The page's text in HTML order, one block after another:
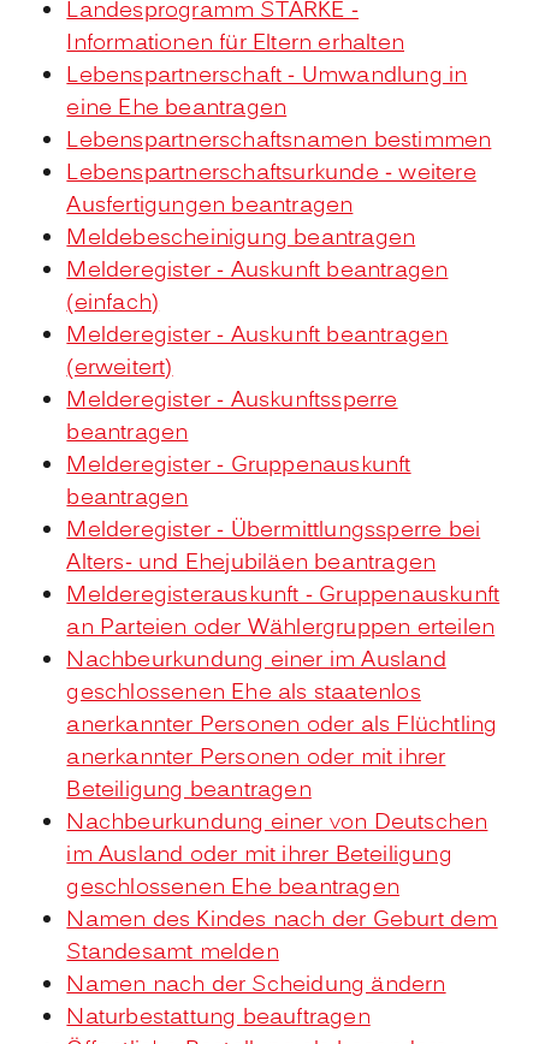
Landesprogramm STÄRKE -
Informationen für Eltern erhalten
Lebenspartnerschaft - Umwandlung in
eine Ehe beantragen
Lebenspartnerschaftsnamen bestimmen
Lebenspartnerschaftsurkunde - weitere
Ausfertigungen beantragen
Meldebescheinigung beantragen
Melderegister - Auskunft beantragen
(einfach)
Melderegister - Auskunft beantragen
(erweitert)
Melderegister - Auskunftssperre
beantragen
Melderegister - Gruppenauskunft
beantragen
Melderegister - Übermittlungssperre bei
Alters- und Ehejubiläen beantragen
Melderegisterauskunft - Gruppenauskunft
an Parteien oder Wählergruppen erteilen
Nachbeurkundung einer im Ausland
geschlossenen Ehe als staatenlos
anerkannter Personen oder als Flüchtling
anerkannter Personen oder mit ihrer
Beteiligung beantragen
Nachbeurkundung einer von Deutschen
im Ausland oder mit ihrer Beteiligung
geschlossenen Ehe beantragen
Namen des Kindes nach der Geburt dem
Standesamt melden
Namen nach der Scheidung ändern
Naturbestattung beauftragen